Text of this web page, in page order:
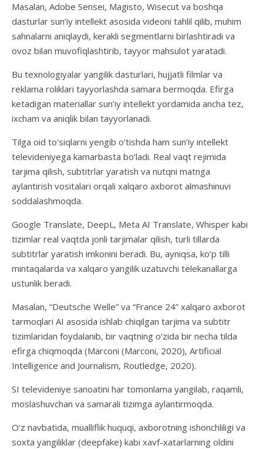
Masalan, Adobe Sensei, Magisto, Wisecut va boshqa
dasturlar sun’iy intellekt asosida videoni tahlil qilib, muhim
sahnalarni aniqlaydi, kerakli segmentlarni birlashtiradi va
ovoz bilan muvofiqlashtirib, tayyor mahsulot yaratadi.
Bu texnologiyalar yangilik dasturlari, hujjatli filmlar va
reklama roliklari tayyorlashda samara bermoqda. Efirga
ketadigan materiallar sun’iy intellekt yordamida ancha tez,
ixcham va aniqlik bilan tayyorlanadi.
Tilga oid to‘siqlarni yengib o‘tishda ham sun’iy intellekt
televideniyega kamarbasta bo‘ladi. Real vaqt rejimida
tarjima qilish, subtitrlar yaratish va nutqni matnga
aylantirish vositalari orqali xalqaro axborot almashinuvi
soddalashmoqda.
Google Translate, DeepL, Meta AI Translate, Whisper kabi
tizimlar real vaqtda jonli tarjimalar qilish, turli tillarda
subtitrlar yaratish imkonini beradi. Bu, ayniqsa, ko‘p tilli
mintaqalarda va xalqaro yangilik uzatuvchi telekanallarga
ustunlik beradi.
Masalan, “Deutsche Welle” va “France 24” xalqaro axborot
tarmoqlari AI asosida ishlab chiqilgan tarjima va subtitr
tizimlaridan foydalanib, bir vaqtning o‘zida bir necha tilda
efirga chiqmoqda (Marconi (Marconi, 2020), Artificial
Intelligence and Journalism, Routledge, 2020).
SI televideniye sanoatini har tomonlama yangilab, raqamli,
moslashuvchan va samarali tizimga aylantirmoqda.
O‘z navbatida, mualliflik huquqi, axborotning ishonchliligi va
soxta yangiliklar (deepfake) kabi xavf-xatarlarning oldini